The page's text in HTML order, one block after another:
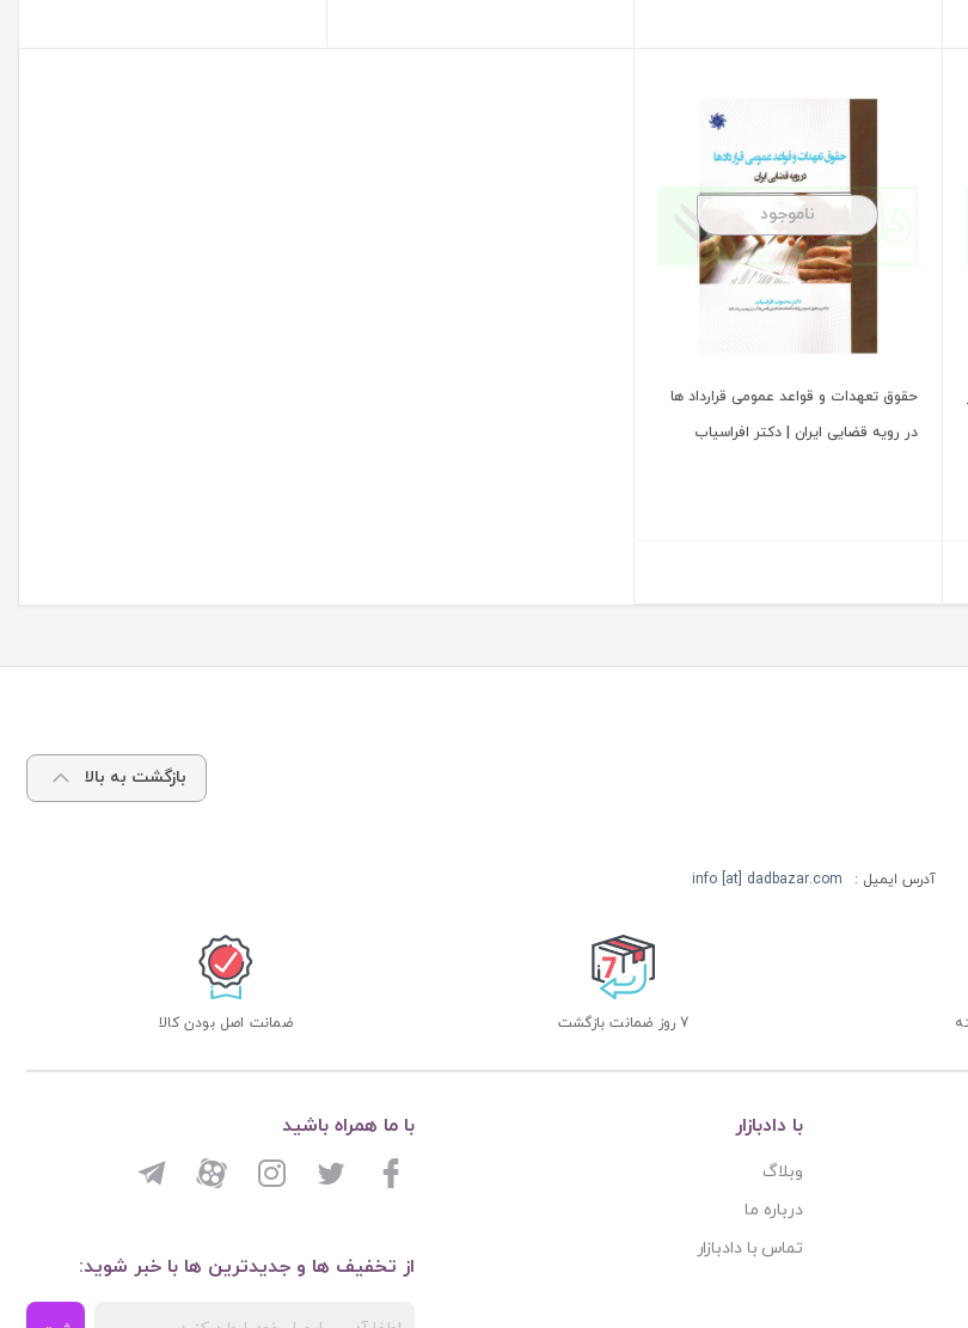
ناموجود
حقوق تعهدات و قواعد عمومی قرارداد ها
در رویه قضایی ایران | دکتر افراسیاب
بازگشت به بالا
آدرس ایمیل : info [at] dadbazar.com
7 روز ضمانت بازگشت ضمانت اصل بودن کالا
با دادبازار
وبلاگ
درباره ما
تماس با دادبازار
از تخفیف ها و جدیدترین ها با خبر شوید:
با ما همراه باشید